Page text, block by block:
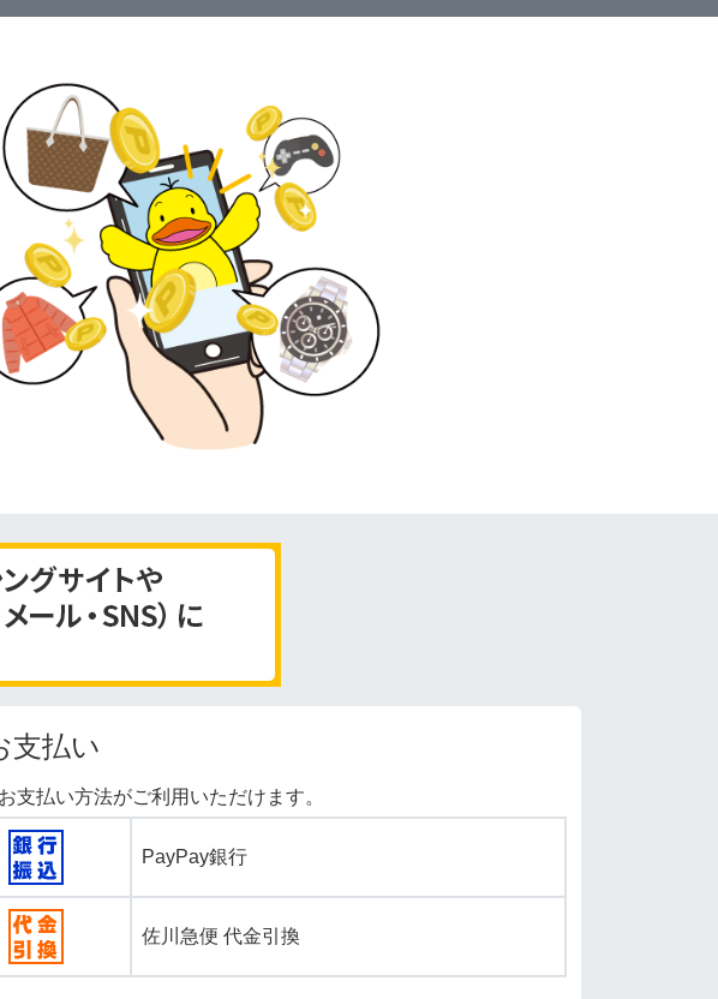
支払い
支払い方法がご利用いただけます。
PayPay銀行
佐川急便 代金引換